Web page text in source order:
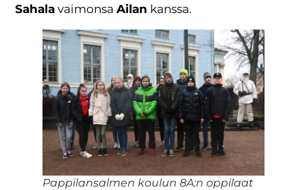
Sahala vaimonsaAilan kanssa.
Pappilansalmen koulun 8A:n oppilaat